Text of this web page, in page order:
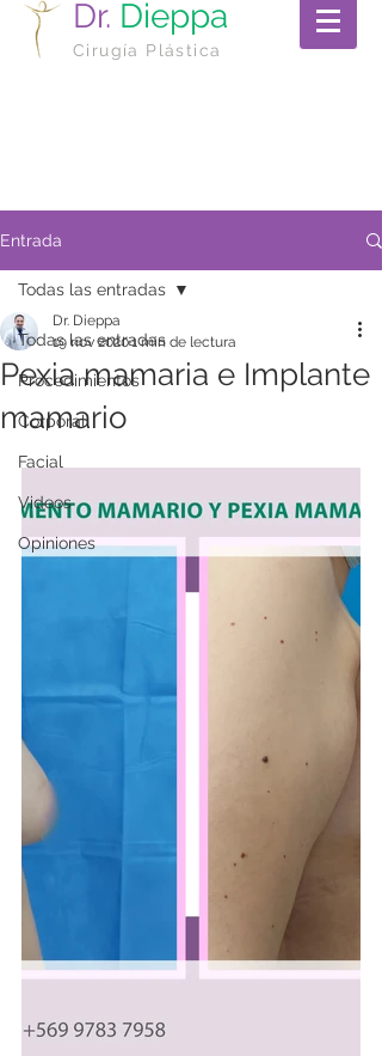
Dr. Dieppa
Cirugía Plástica
Entrada
Todas las entradas
Procedimientos
Corporal
Facial
Videos
Opiniones
Todas las entradas
Pexia mamaria e Implante
mamario
Dr. Dieppa
19 nov 20201 min de lectura